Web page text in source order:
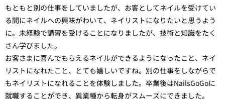
もともと別の仕事をしていましたが、お客としてネイルを受けてい
る間にネイルへの興味がわいて、ネイリストになりたいと思うよう
に。未経験で講習を受けることになりましたが、技術と知識をたく
さん学びました。
お客さまに喜んでもらえるネイルができるようになったこと、ネイ
リストになれたこと、とても嬉しいですね。別の仕事をしながらで
もネイリストになれることを体験しました。卒業後はNailsGoGoに
就職することができ、異業種から転身がスムーズにできました。